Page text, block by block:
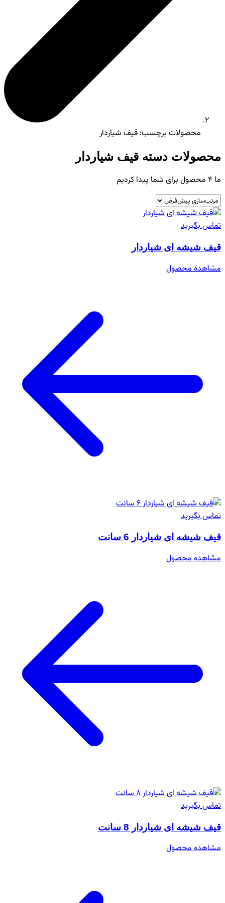
محصولات برچسب: قیف شیاردار
محصولات دسته قیف شیاردار
ما 4 محصول برای شما پیدا کردیم
تماس بگیرید
قیف شیشه ای شیاردار
مشاهده محصول
تماس بگیرید
قیف شیشه ای شیاردار 6 سانت
مشاهده محصول
تماس بگیرید
قیف شیشه ای شیاردار 8 سانت
مشاهده محصول